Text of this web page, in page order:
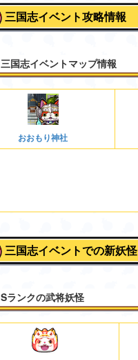
三国志イベント攻略情報
三国志イベントマップ情報
おおもり神社
三国志イベントでの新妖怪
Sランクの武将妖怪